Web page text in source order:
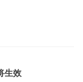
生效